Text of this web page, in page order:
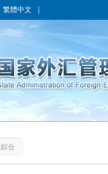
繁體中文
綜合